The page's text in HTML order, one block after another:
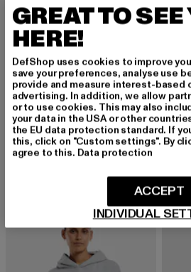
BRUNO BANANI
Basic Logo Print Hoodie
21,89 EUR
Derzeitiger Preis: 21,89 EUR
29,99 EURAktionspreis: 29,99
18,40
-43%
GREAT TO SEE
HERE!
DefShop uses cookies to improve
save your preferences, analyse use
provide and measure interest-based
advertising. In addition, we allow
or to use cookies. This may also
your data in the USA or other
the EU data protection standard. If
this, click on "Custom settings". By
agree to this. Data protection
INDIVIDUAL
ACCEPT